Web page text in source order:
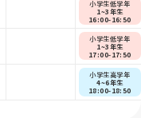
小学生低学年
1~3年生
16:00-16:50
小学生低学年
1~3年生
17:00-17:50
小学生高学年
4~6年生
18:00-18:50